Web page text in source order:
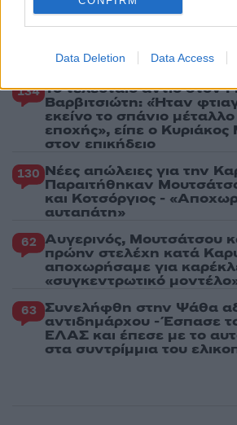
Data Deletion Data Access
178 Μητσοτάκης στην
Κύπρου: «Ισχυρή ψήφος
είσοδος της Meridiam
134 Το τελευταίο αντίο στον
Βαρβιτσιώτη: «Ήταν
εκείνο το σπάνιο
εποχής», είπε ο
στον επικήδειο
130 Νέες απώλειες για την
Παραιτήθηκαν
και Κοτσόργιος -
αυταπάτη»
62 Αυγερινός, Μουτσάτσου
πρώην στελέχη κατά
αποχωρήσαμε για
«συγκεντρωτικό
63 Συνελήφθη στην Ψάθα
αντιδημάρχου - Έσπασε
ΕΛΑΣ και έπεσε με το
στα συντρίμμια του